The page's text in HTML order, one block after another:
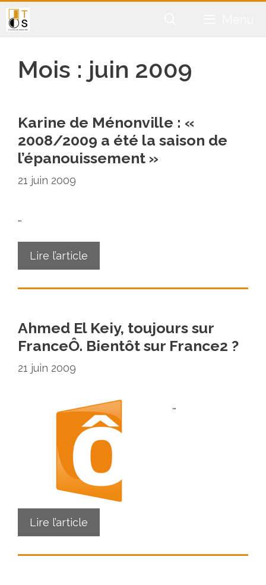
Aller
au
Mois : juin 2009
Karine de Ménonville : «
2008/2009 a été la saison de
l’épanouissement »
21 juin 2009
…
Lire l’article
Ahmed El Keiy, toujours sur
FranceÔ. Bientôt sur France2 ?
21 juin 2009
…
Lire l’article